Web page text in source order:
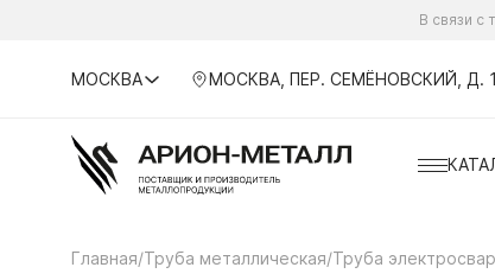
В связи с
МОСКВА МОСКВА, ПЕР. СЕМЁНОВСКИЙ, Д.
Главная/Труба металлическая/Труба